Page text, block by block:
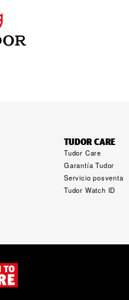
TUDOR CARE
Tudor Care
Garantía Tudor
Servicio posventa
Tudor Watch ID